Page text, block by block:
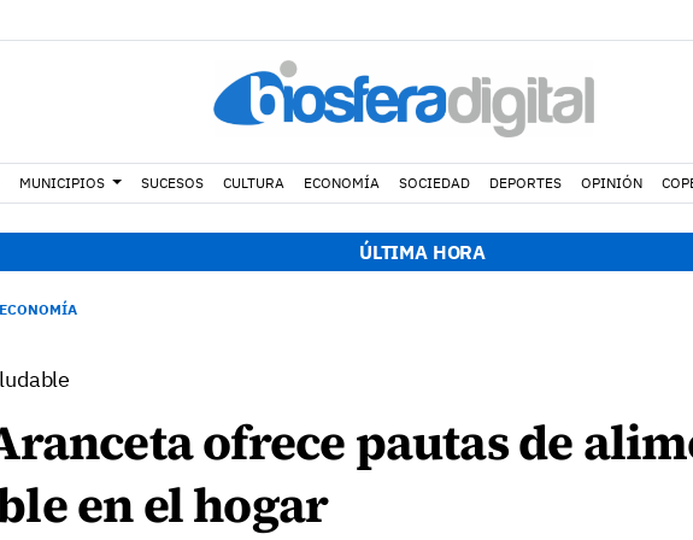
MUNICIPIOS SUCESOS CULTURA ECONOMÍA SOCIEDAD DEPORTES OPINIÓN
ÚLTIMA HORA
ECONOMÍA
ofrece pautas de
en el hogar